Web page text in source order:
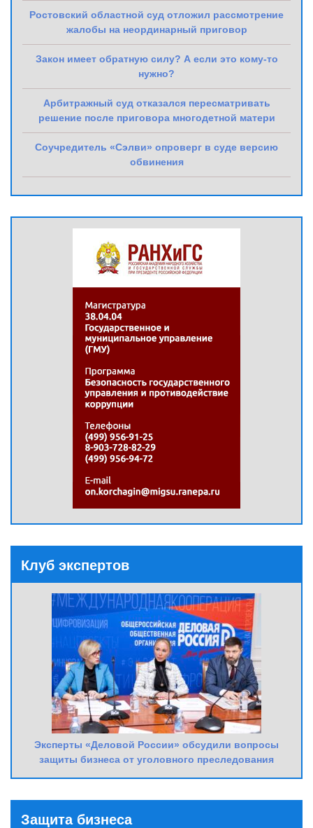
Ростовский областной суд отложил рассмотрение
жалобы на неординарный приговор
Закон имеет обратную силу? А если это кому-то
нужно?
Арбитражный суд отказался пересматривать
решение после приговора многодетной матери
Соучредитель «Сэлви» опроверг в суде версию
обвинения
Клуб экспертов
Эксперты «Деловой России» обсудили вопросы
защиты бизнеса от уголовного преследования
Защита бизнеса